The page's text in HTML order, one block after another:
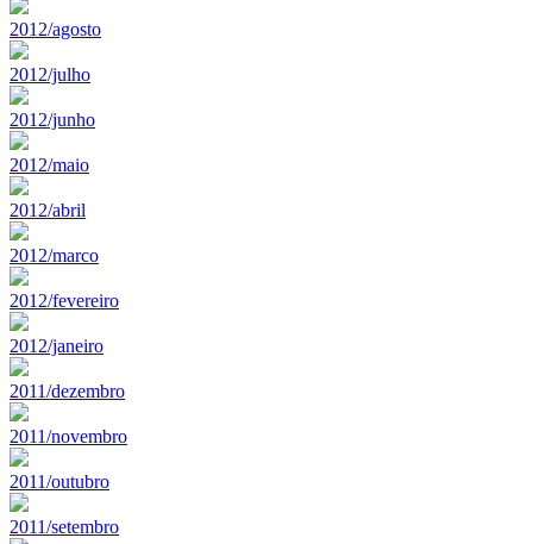
2012/agosto
2012/julho
2012/junho
2012/maio
2012/abril
2012/marco
2012/fevereiro
2012/janeiro
2011/dezembro
2011/novembro
2011/outubro
2011/setembro